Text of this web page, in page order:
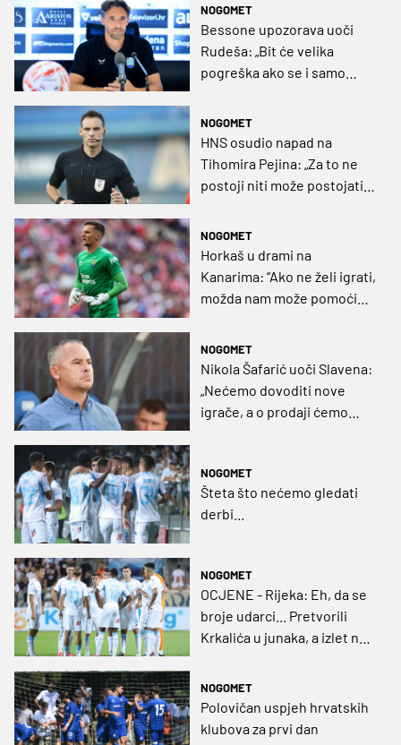
NOGOMET
Bessone upozorava uoči
Rudeša: „Bit će velika
pogreška ako se i samo
NOGOMET
HNS osudio napad na
Tihomira Pejina: „Za to ne
postoji niti može postojati
NOGOMET
Horkaš u drami na
Kanarima: “Ako ne želi igrati,
možda nam može pomoći
NOGOMET
Nikola Šafarić uoči Slavena:
„Nećemo dovoditi nove
igrače, a o prodaji ćemo
NOGOMET
Šteta što nećemo gledati
derbi...
NOGOMET
OCJENE - Rijeka: Eh, da se
broje udarci... Pretvorili
Krkalića u junaka, a izlet na
NOGOMET
Polovičan uspjeh hrvatskih
klubova za prvi dan